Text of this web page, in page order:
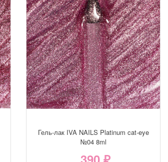
Гель-лак IVA NAILS Platinum cat-eye
№04 8ml